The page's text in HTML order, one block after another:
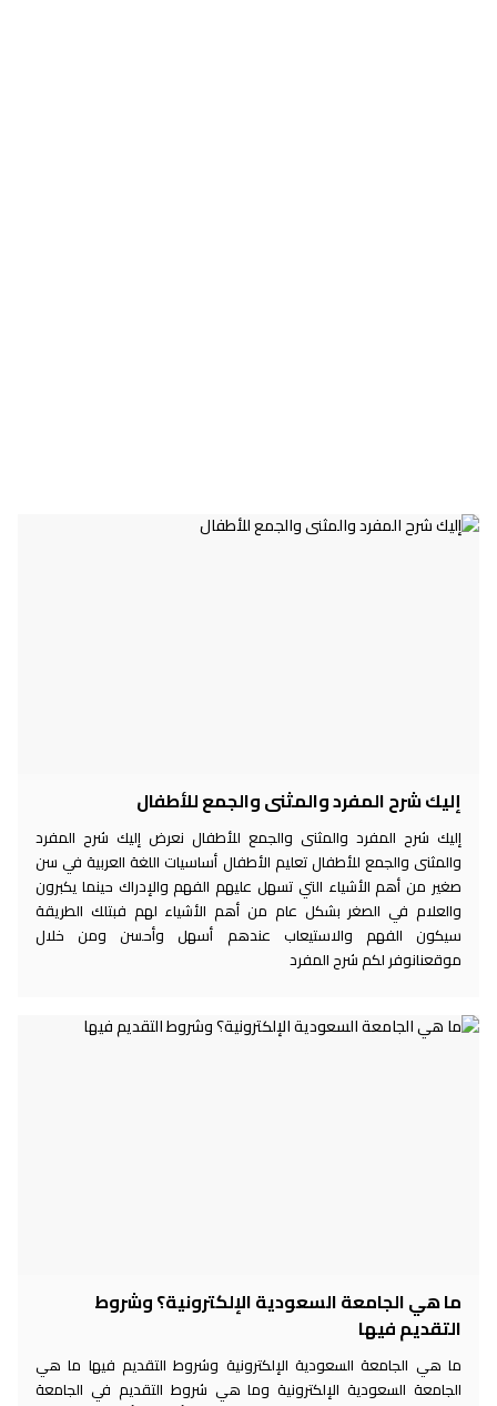
إليك شرح المفرد والمثنى والجمع للأطفال
إليك شرح المفرد والمثنى والجمع للأطفال نعرض إليك شرح المفرد
والمثنى والجمع للأطفال تعليم الأطفال أساسيات اللغة العربية في سن
صغير من أهم الأشياء التي تسهل عليهم الفهم والإدراك حينما يكبرون
والعلام في الصغر بشكل عام من أهم الأشياء لهم فبتلك الطريقة
سيكون الفهم والاستيعاب عندهم أسهل وأحسن ومن خلال
موقعنانوفر لكم شرح المفرد
ما هي الجامعة السعودية الإلكترونية؟ وشروط
التقديم فيها
ما هي الجامعة السعودية الإلكترونية وشروط التقديم فيها ما هي
الجامعة السعودية الإلكترونية وما هي شروط التقديم في الجامعة